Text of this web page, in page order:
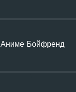
Аниме Бойфренд